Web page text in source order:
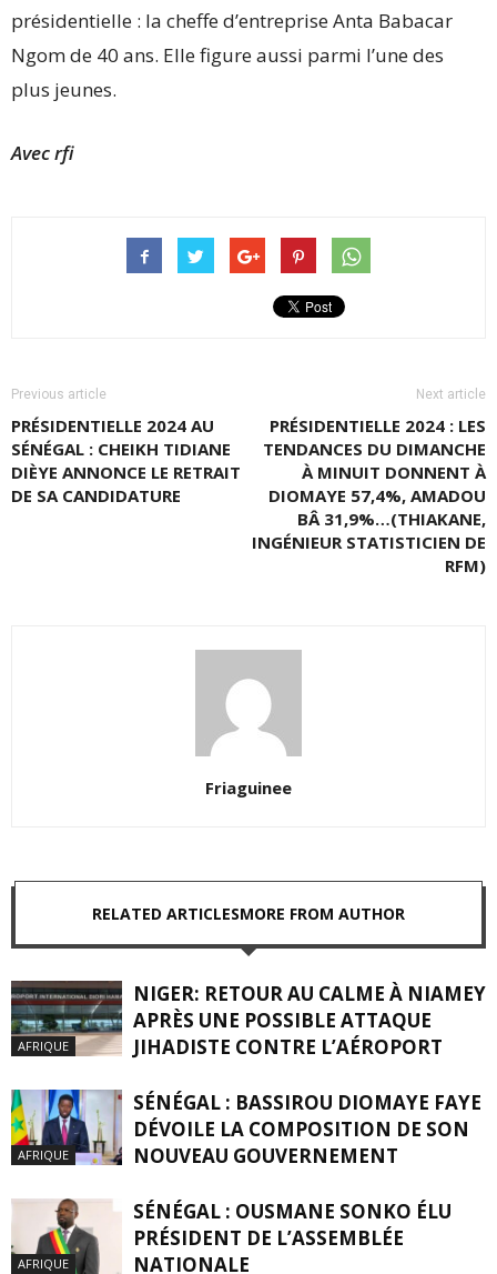
présidentielle : la cheffe d’entreprise Anta Babacar
Ngom de 40 ans. Elle figure aussi parmi l’une des
plus jeunes.
Avec rfi
Previous article
PRÉSIDENTIELLE 2024 AU
SÉNÉGAL : CHEIKH TIDIANE
DIÈYE ANNONCE LE RETRAIT
DE SA CANDIDATURE
Next article
PRÉSIDENTIELLE 2024 : LES
TENDANCES DU DIMANCHE
À MINUIT DONNENT À
DIOMAYE 57,4%, AMADOU
BÂ 31,9%…(THIAKANE,
INGÉNIEUR STATISTICIEN DE
RFM)
Friaguinee
RELATED ARTICLESMORE FROM AUTHOR
AFRIQUE
NIGER: RETOUR AU CALME À NIAMEY
APRÈS UNE POSSIBLE ATTAQUE
JIHADISTE CONTRE L’AÉROPORT
AFRIQUE
SÉNÉGAL : BASSIROU DIOMAYE FAYE
DÉVOILE LA COMPOSITION DE SON
NOUVEAU GOUVERNEMENT
AFRIQUE
SÉNÉGAL : OUSMANE SONKO ÉLU
PRÉSIDENT DE L’ASSEMBLÉE
NATIONALE